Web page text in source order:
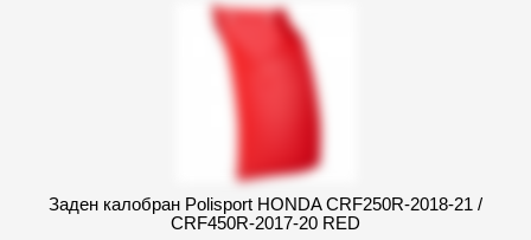
Заден калобран Polisport HONDA CRF250R-2018-21 /
CRF450R-2017-20 RED